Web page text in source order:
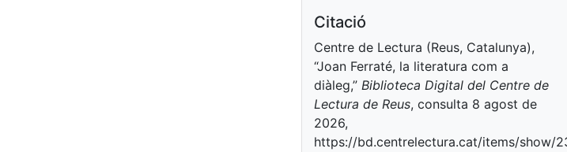
Citació
Centre de Lectura (Reus, Catalunya),
“Joan Ferraté, la literatura com a
diàleg,” Biblioteca Digital del Centre de
Lectura de Reus, consulta 8 agost de
2026,
https://bd.centrelectura.cat/items/show/